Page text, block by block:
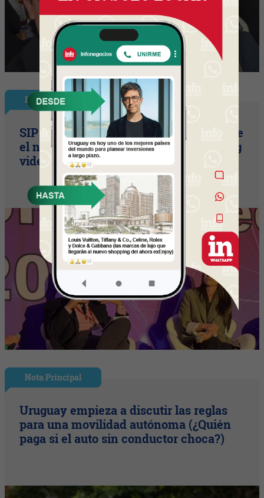
InfoNegocios Miami
SIP Connect 2026 (parte III): ¿cómo nace
el nuevo estándar de producción? (Long
video + Tik Tok + multi cross + eventos)
Nota Principal
Uruguay empieza a discutir las reglas
para una movilidad autónoma (¿Quién
paga si el auto sin conductor choca?)